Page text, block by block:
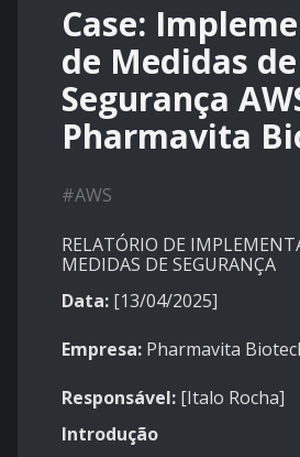
Case:
de Medidas de
Segurança
Pharmavita
#AWS
RELATÓRIO DE
MEDIDAS DE SEGURANÇA
Data: [13/04/2025]
Empresa: Pharmavita
Responsável: [Italo Rocha]
Introdução